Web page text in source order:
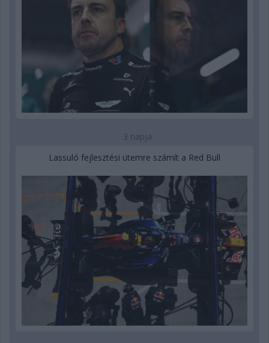
3 napja
Lassuló fejlesztési ütemre számít a Red Bull